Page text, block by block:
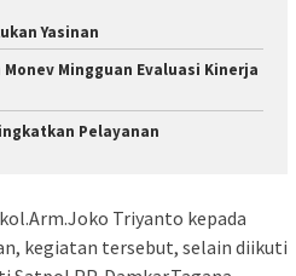
Yasinan
Mingguan Evaluasi Kinerja
Pelayanan
Triyanto kepada
kegiatan tersebut, selain diikuti